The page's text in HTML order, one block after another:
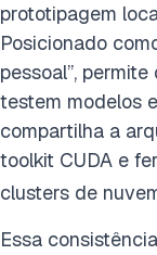
prototipagem
Posicionado
pessoal”,
testem modelos
compartilha a
toolkit CUDA e
clusters de
Essa